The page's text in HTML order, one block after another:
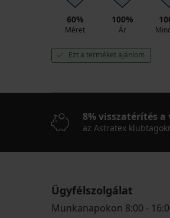
7 290
akció
INGYEN
60%
Méret
100%
Ár
Ezt a terméket ajánlom
8% visszatérítés
az Astratex
Ügyfélszolgálat
Munkanapokon 8:00 -